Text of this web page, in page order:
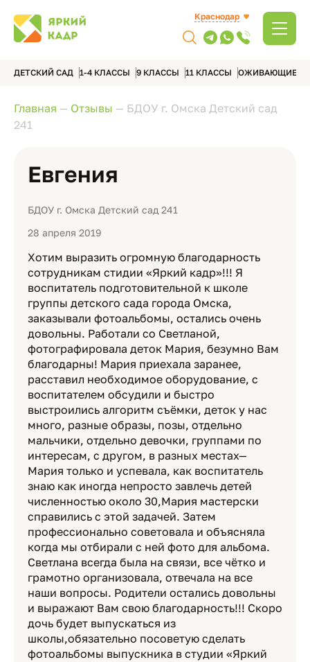
Краснодар
ДЕТСКИЙ САД 1-4 КЛАССЫ 9 КЛАССЫ 11 КЛАССЫ ОЖИВАЮЩИЕ
Главная — Отзывы — БДОУ г. Омска Детский сад
241
Евгения
БДОУ г. Омска Детский сад 241
28 апреля 2019
Хотим выразить огромную благодарность
сотрудникам стидии «Яркий кадр»!!! Я
воспитатель подготовительной к школе
группы детского сада города Омска,
заказывали фотоальбомы, остались очень
довольны. Работали со Светланой,
фотографировала деток Мария, безумно Вам
благодарны! Мария приехала заранее,
расставил необходимое оборудование, с
воспитателем обсудили и быстро
выстроились алгоритм съёмки, деток у нас
много, разные образы, позы, отдельно
мальчики, отдельно девочки, группами по
интересам, с другом, в разных местах—
Мария только и успевала, как воспитатель
знаю как иногда непросто завлечь детей
численностью около 30,Мария мастерски
справились с этой задачей. Затем
профессионально советовала и объясняла
когда мы отбирали с ней фото для альбома.
Светлана всегда была на связи, все чётко и
грамотно организовала, отвечала на все
наши вопросы. Родители остались довольны
и выражают Вам свою благодарность!!! Скоро
дочь будет выпускаться из
школы,обязательно посоветую сделать
фотоальбомы выпускника в студии «Яркий